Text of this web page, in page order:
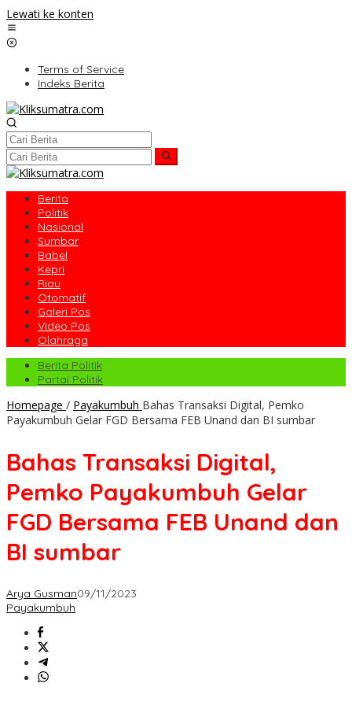
Lewati ke konten
Terms of Service
Indeks Berita
Berita
Politik
Nasional
Sumbar
Babel
Kepri
Riau
Otomatif
Galeri Pos
Video Pos
Olahraga
Berita Politik
Partai Politik
Homepage / Payakumbuh Bahas Transaksi Digital, Pemko
Payakumbuh Gelar FGD Bersama FEB Unand dan BI sumbar
Bahas Transaksi Digital,
Pemko Payakumbuh Gelar
FGD Bersama FEB Unand dan
BI sumbar
Arya Gusman09/11/2023
Payakumbuh